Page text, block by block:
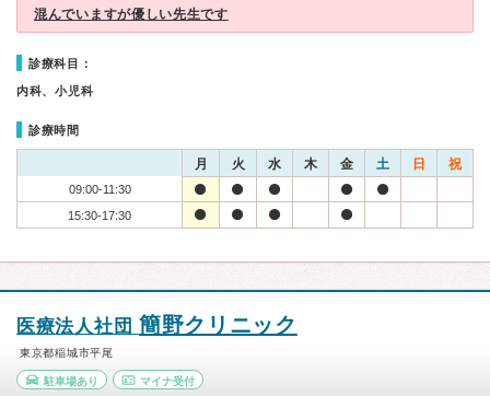
混んでいますが優しい先生です
診療科目：
内科、小児科
診療時間
月 火 水 木 金 土 日 祝
09:00-11:30
15:30-17:30
医療法人社団 簡野クリニック
東京都稲城市平尾
駐車場あり マイナ受付